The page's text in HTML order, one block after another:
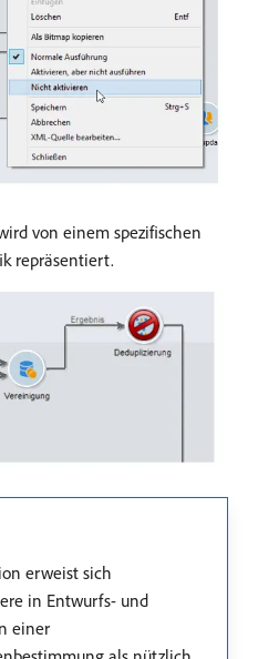
von einem spezifischen
repräsentiert.
erweist sich
in Entwurfs- und
einer